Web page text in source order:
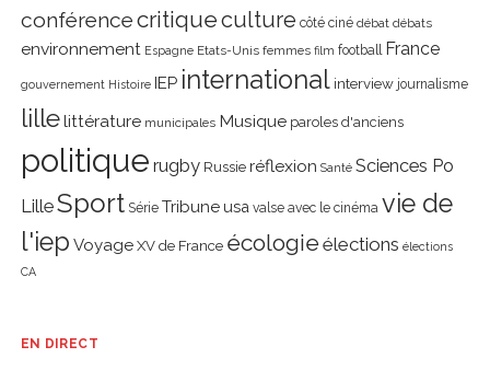
conférencecritiqueculture côté ciné débat débats
environnement Espagne Etats-Unis femmes film football France
gouvernement Histoire IEP international interview journalisme
lillelittérature municipales Musique paroles d'anciens
politique rugby Russie réflexion Santé Sciences Po
LilleSport Série Tribune usa valse avec le cinéma vie de
l'iep Voyage XV de France écologie élections élections
CA
EN DIRECT